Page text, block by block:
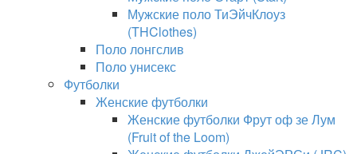
Мужские поло ТиЭйчКлоуз
(THClothes)
Поло лонгслив
Поло унисекс
Футболки
Женские футболки
Женские футболки Фрут оф зе Лум
(Fruit of the Loom)